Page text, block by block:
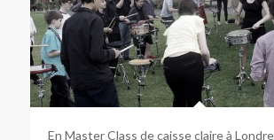
En Master Class de caisse claire à